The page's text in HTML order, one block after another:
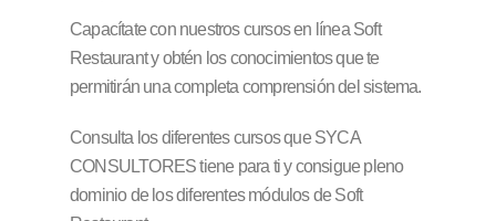
Capacítate con nuestros cursos en línea Soft
Restaurant y obtén los conocimientos que te
permitirán una completa comprensión del sistema.
Consulta los diferentes cursos que SYCA
CONSULTORES tiene para ti y consigue pleno
dominio de los diferentes módulos de Soft